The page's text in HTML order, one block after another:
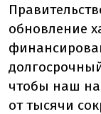
обновление
чтобы наш
от тысячи